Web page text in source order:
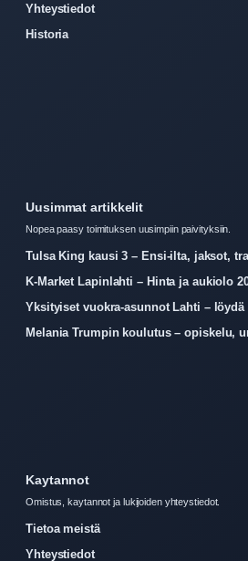
Yhteystiedot
Historia
Uusimmat artikkelit
Nopea paasy toimituksen uusimpiin paivityksiin.
Tulsa King kausi 3 – Ensi-ilta, jaksot,
K-Market Lapinlahti – Hinta ja aukiolo
Yksityiset vuokra-asunnot Lahti – löydä
Melania Trumpin koulutus – opiskelu,
Kaytannot
Omistus, kaytannot ja lukijoiden yhteystiedot.
Tietoa meistä
Yhteystiedot